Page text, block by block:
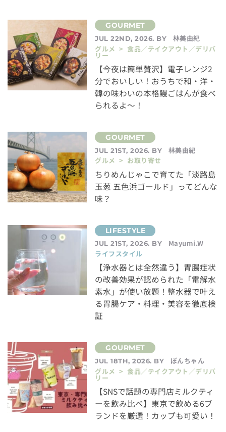
JUL 22ND, 2026. BY
林美由紀
グルメ > 食品／テイクアウト／デリバ
リー
【今夜は簡単贅沢】電子レンジ2
分でおいしい！おうちで和・洋・
韓の味わいの本格鰻ごはんが食べ
られるよ～！
JUL 21ST, 2026. BY
林美由紀
グルメ > お取り寄せ
ちりめんじゃこで育てた「淡路島
玉葱 五色浜ゴールド」ってどんな
味？
JUL 21ST, 2026. BY
Mayumi.W
ライフスタイル
【浄水器とは全然違う】胃腸症状
の改善効果が認められた「電解水
素水」が使い放題！整水器で叶え
る胃腸ケア・料理・美容を徹底検
証
JUL 18TH, 2026. BY
ぽんちゃん
グルメ > 食品／テイクアウト／デリバ
リー
【SNSで話題の専門店ミルクティ
ーを飲み比べ】東京で飲める6ブ
ランドを厳選！カップも可愛い！